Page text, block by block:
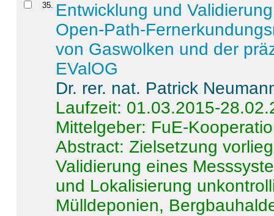
35. Entwicklung und
Open-Path-
von Gaswolken und der
EValOG
Dr. rer. nat. Patrick
Laufzeit: 01.03.2015-
Mittelgeber: FuE-
Abstract:Zielsetzung
Validierung eines
und Lokalisierung
Mülldeponien,